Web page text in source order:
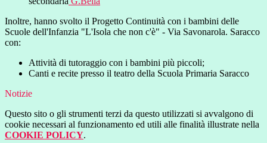
Inoltre, hanno svolto il Progetto Continuità con i bambini delle
Scuole dell'Infanzia "L'Isola che non c'è" - Via Savonarola. Saracco
con:
Attività di tutoraggio con i bambini più piccoli;
Canti e recite presso il teatro della Scuola Primaria Saracco
Notizie
Questo sito o gli strumenti terzi da questo utilizzati si avvalgono di
cookie necessari al funzionamento ed utili alle finalità illustrate nella
COOKIE POLICY.